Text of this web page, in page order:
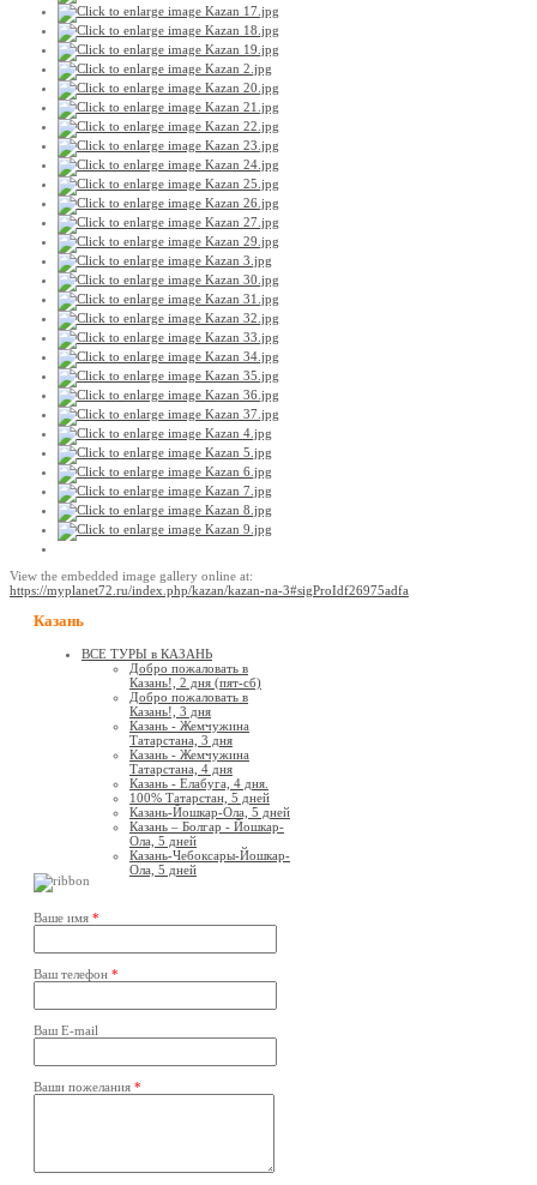
View the embedded image gallery online at:
https://myplanet72.ru/index.php/kazan/kazan-na-3#sigProIdf26975adfa
Казань
ВСЕ ТУРЫ в КАЗАНЬ
Добро пожаловать в
Казань!, 2 дня (пят-сб)
Добро пожаловать в
Казань!, 3 дня
Казань - Жемчужина
Татарстана, 3 дня
Казань - Жемчужина
Татарстана, 4 дня
Казань - Елабуга, 4 дня.
100% Татарстан, 5 дней
Казань-Йошкар-Ола, 5 дней
Казань – Болгар - Йошкар-
Ола, 5 дней
Казань-Чебоксары-Йошкар-
Ола, 5 дней
Ваше имя *
Ваш телефон *
Ваш E-mail
Ваши пожелания *